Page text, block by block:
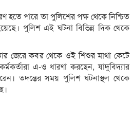
হতে পারে তা পুলিশের পক্ষ থেকে নিশ্চিত
পুলিশ এই ঘটনা বিভিন্ন দিক থেকে
জেরে কবর থেকে ওই শিশুর মাথা কেটে
এ-ও ধারণা করছেন, যাদুবিদ্যার
তদন্তের সময় পুলিশ ঘটনাস্থল থেকে